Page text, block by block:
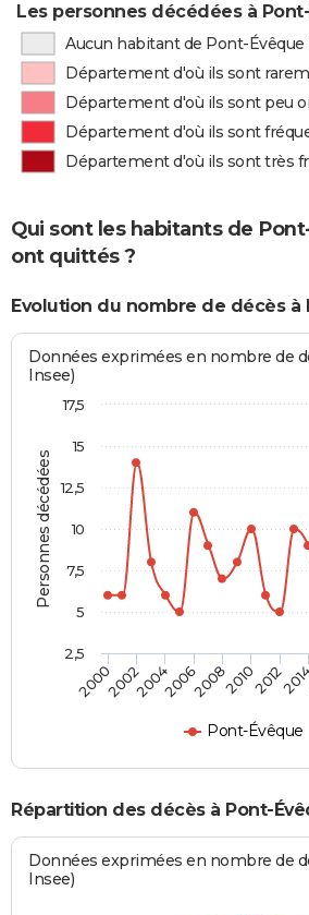
Les personnes décédées à
Aucun habitant de Pont-
Département d'où ils sont
Département d'où ils sont peu
Département d'où ils sont
Département d'où ils sont très
Qui sont les habitants de
ont quittés ?
Evolution du nombre de décès à
Personnes décédées
Données exprimées en nombre de
Insee)
Pont-Évêque
2000200220042006200820102012
2,5
5
7,5
10
12,5
15
17,5
Répartition des décès à Pont-
Données exprimées en nombre de
Insee)